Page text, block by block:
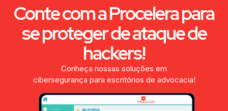
Conte com a Procelera para
se proteger de ataque de
hackers!
Conheça nossas soluções em
cibersegurança para escritórios de advocacia!